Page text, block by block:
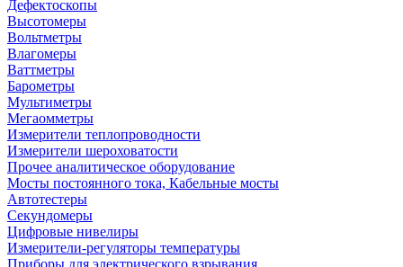
Дефектоскопы
Высотомеры
Вольтметры
Влагомеры
Ваттметры
Барометры
Мультиметры
Мегаомметры
Измерители теплопроводности
Измерители шероховатости
Прочее аналитическое оборудование
Мосты постоянного тока, Кабельные мосты
Автотестеры
Секундомеры
Цифровые нивелиры
Измерители-регуляторы температуры